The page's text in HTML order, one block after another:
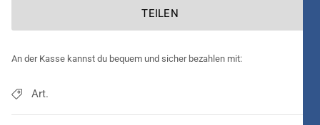
TEILEN
An der Kasse kannst du bequem und sicher bezahlen mit:
Art.